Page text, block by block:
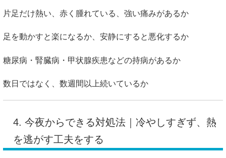
片足だけ熱い、赤く腫れている、強い痛みがあるか
足を動かすと楽になるか、安静にすると悪化するか
糖尿病・腎臓病・甲状腺疾患などの持病があるか
数日ではなく、数週間以上続いているか
4. 今夜からできる対処法｜冷やしすぎず、熱
を逃がす工夫をする